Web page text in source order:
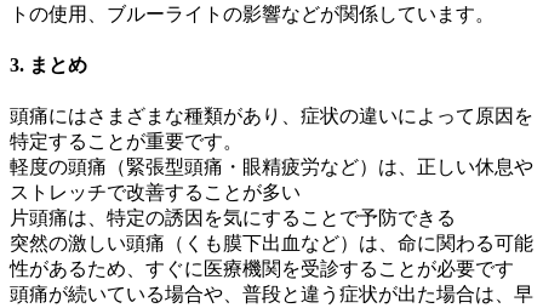
トの使用、ブルーライトの影響などが関係しています。
3. まとめ
頭痛にはさまざまな種類があり、症状の違いによって原因を
特定することが重要です。
軽度の頭痛（緊張型頭痛・眼精疲労など）は、正しい休息や
ストレッチで改善することが多い
片頭痛は、特定の誘因を気にすることで予防できる
突然の激しい頭痛（くも膜下出血など）は、命に関わる可能
性があるため、すぐに医療機関を受診することが必要です
頭痛が続いている場合や、普段と違う症状が出た場合は、早